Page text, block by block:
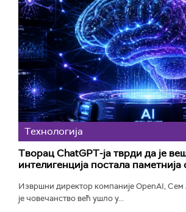
Технологијa
Творац ChatGPT-ја тврди да је
интелигенција постала
Извршни директор компаније OpenAI, Сем
је човечанство већ ушло у...